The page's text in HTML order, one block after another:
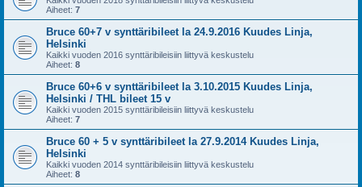
Aiheet: 7
Bruce 60+7 v synttäribileet la 24.9.2016 Kuudes Linja,
Helsinki
Kaikki vuoden 2016 synttäribileisiin liittyvä keskustelu
Aiheet: 8
Bruce 60+6 v synttäribileet la 3.10.2015 Kuudes Linja,
Helsinki / THL bileet 15 v
Kaikki vuoden 2015 synttäribileisiin liittyvä keskustelu
Aiheet: 7
Bruce 60 + 5 v synttäribileet la 27.9.2014 Kuudes Linja,
Helsinki
Kaikki vuoden 2014 synttäribileisiin liittyvä keskustelu
Aiheet: 8